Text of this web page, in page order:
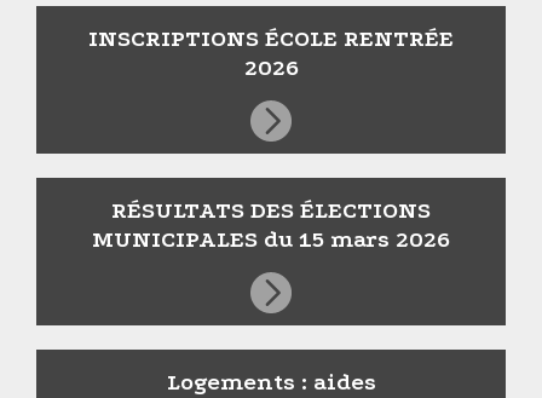
INSCRIPTIONS ÉCOLE RENTRÉE
2026
RÉSULTATS DES ÉLECTIONS
MUNICIPALES du 15 mars 2026
Logements : aides